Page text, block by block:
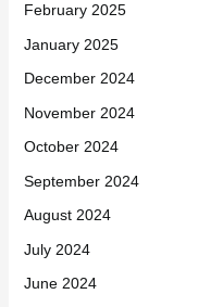
February 2025
January 2025
December 2024
November 2024
October 2024
September 2024
August 2024
July 2024
June 2024